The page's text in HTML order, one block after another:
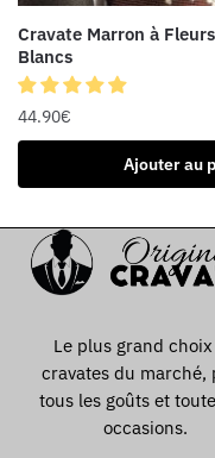
Cravate Marron à
Blancs
44.90€
Ajouter au
Le plus grand
cravates du marché,
tous les goûts et
occasions.